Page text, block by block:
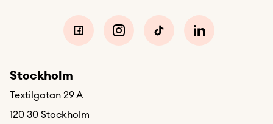
Stockholm
Textilgatan 29 A
120 30 Stockholm